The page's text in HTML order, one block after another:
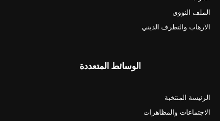
الملف النووي
الارهاب والتطرف الديني
الوسائط المتعددة
الرئيسة المنتخبة
الاجتماعات والمظاهرات